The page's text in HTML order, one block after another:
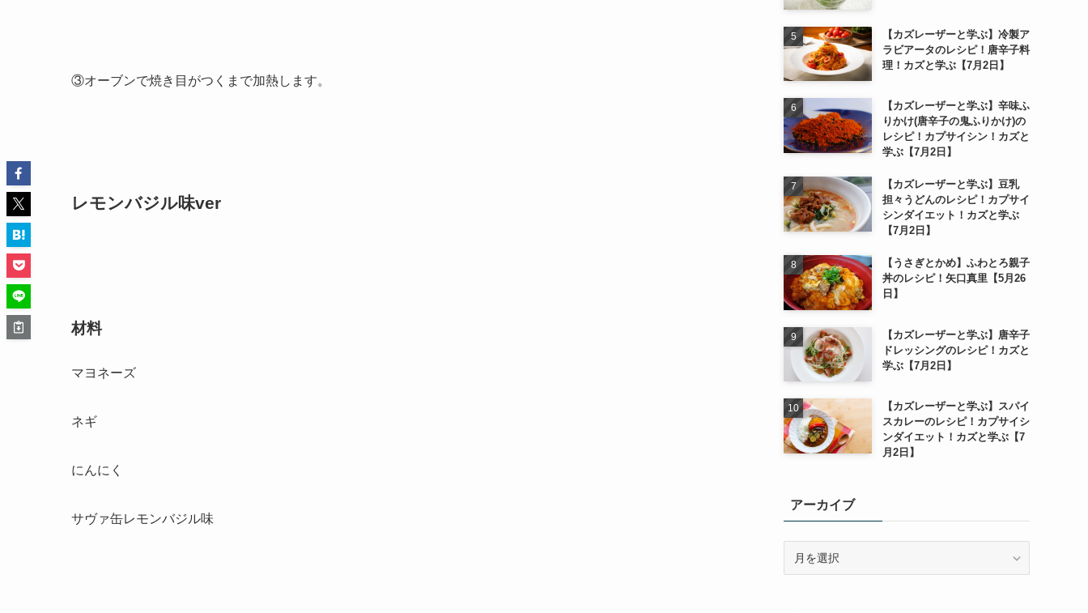
③オーブンで焼き目がつくまで加熱します。
レモンバジル味ver
材料
マヨネーズ
ネギ
にんにく
サヴァ缶レモンバジル味
【カズレーザーと学ぶ】冷製ア
ラビアータのレシピ！唐辛子料
理！カズと学ぶ【7月2日】
【カズレーザーと学ぶ】辛味ふ
りかけ(唐辛子の鬼ふりかけ)の
レシピ！カプサイシン！カズと
学ぶ【7月2日】
【カズレーザーと学ぶ】豆乳
担々うどんのレシピ！カプサイ
シンダイエット！カズと学ぶ
【7月2日】
【うさぎとかめ】ふわとろ親子
丼のレシピ！矢口真里【5月26
日】
【カズレーザーと学ぶ】唐辛子
ドレッシングのレシピ！カズと
学ぶ【7月2日】
【カズレーザーと学ぶ】スパイ
スカレーのレシピ！カプサイシ
ンダイエット！カズと学ぶ【7
月2日】
アーカイブ